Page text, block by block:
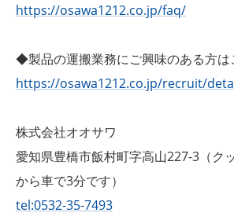
https://osawa1212.co.jp/faq/
◆製品の運搬業務にご興味のある方
https://osawa1212.co.jp/recruit/
株式会社オオサワ
愛知県豊橋市飯村町字高山227-3（ク
から車で3分です）
tel:0532-35-7493